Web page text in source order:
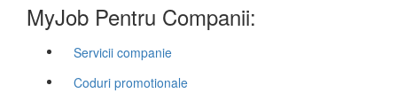
MyJob Pentru Companii:
Servicii companie
Coduri promotionale